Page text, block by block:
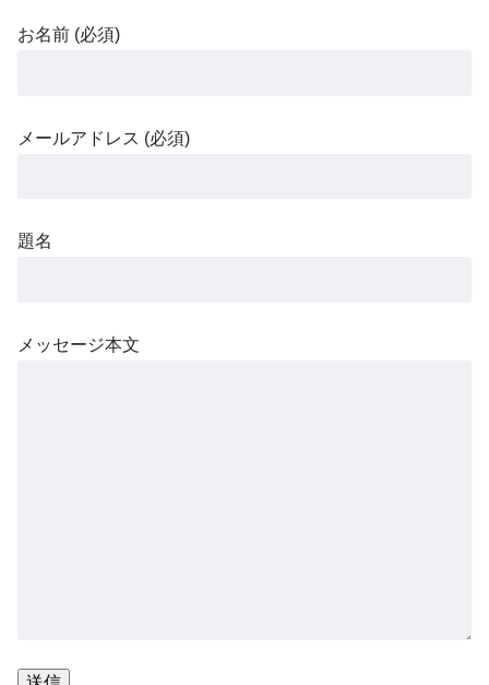
お名前 (必須)
メールアドレス (必須)
題名
メッセージ本文